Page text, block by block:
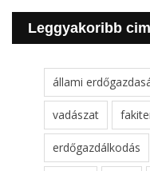
Leggyakoribb
állami
vadászat
erdőgazdálkodás